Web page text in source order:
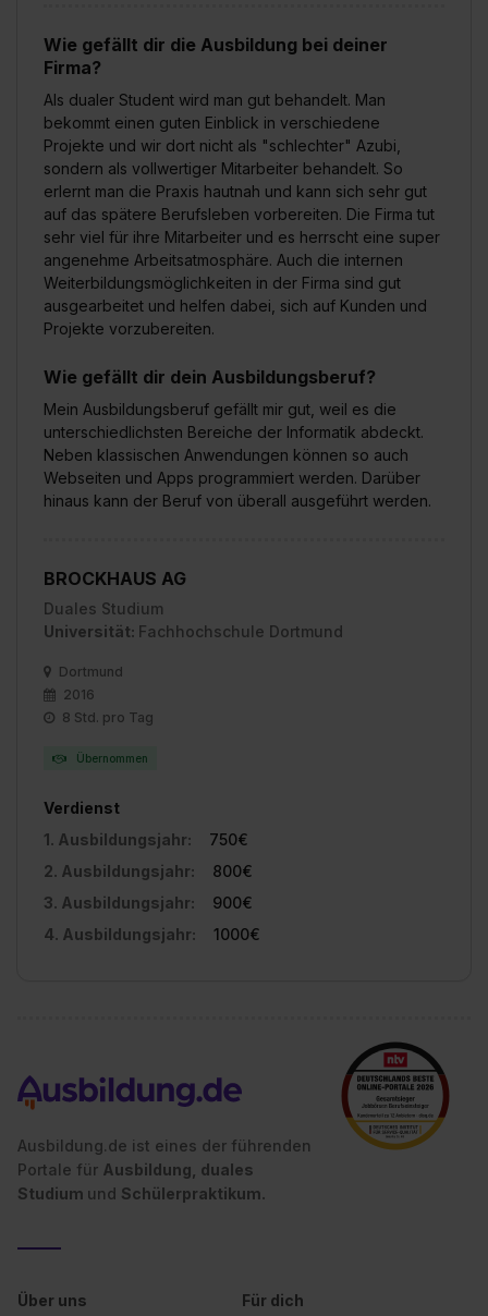
Wie gefällt dir die Ausbildung bei deiner
Firma?
Als dualer Student wird man gut behandelt. Man
bekommt einen guten Einblick in verschiedene
Projekte und wir dort nicht als "schlechter" Azubi,
sondern als vollwertiger Mitarbeiter behandelt. So
erlernt man die Praxis hautnah und kann sich sehr gut
auf das spätere Berufsleben vorbereiten. Die Firma tut
sehr viel für ihre Mitarbeiter und es herrscht eine super
angenehme Arbeitsatmosphäre. Auch die internen
Weiterbildungsmöglichkeiten in der Firma sind gut
ausgearbeitet und helfen dabei, sich auf Kunden und
Projekte vorzubereiten.
Wie gefällt dir dein Ausbildungsberuf?
Mein Ausbildungsberuf gefällt mir gut, weil es die
unterschiedlichsten Bereiche der Informatik abdeckt.
Neben klassischen Anwendungen können so auch
Webseiten und Apps programmiert werden. Darüber
hinaus kann der Beruf von überall ausgeführt werden.
BROCKHAUS AG
Duales Studium
Universität: Fachhochschule Dortmund
Dortmund
2016
8 Std. pro Tag
Übernommen
Verdienst
1. Ausbildungsjahr:
750€
2. Ausbildungsjahr:
800€
3. Ausbildungsjahr:
900€
4. Ausbildungsjahr:
1000€
Ausbildung.de ist eines der führenden
Portale für Ausbildung, duales
Studium und Schülerpraktikum.
Über uns Für dich